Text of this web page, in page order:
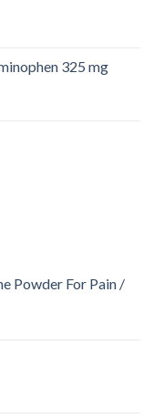
325 mg
Powder For Pain /